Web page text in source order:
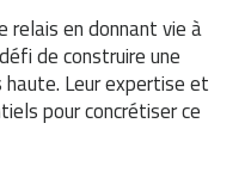
relais en donnant vie à
de construire une
Leur expertise et
pour concrétiser ce